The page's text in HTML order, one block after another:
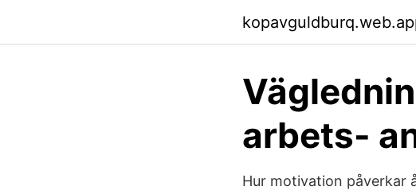
arbets-
Hur motivation påverkar